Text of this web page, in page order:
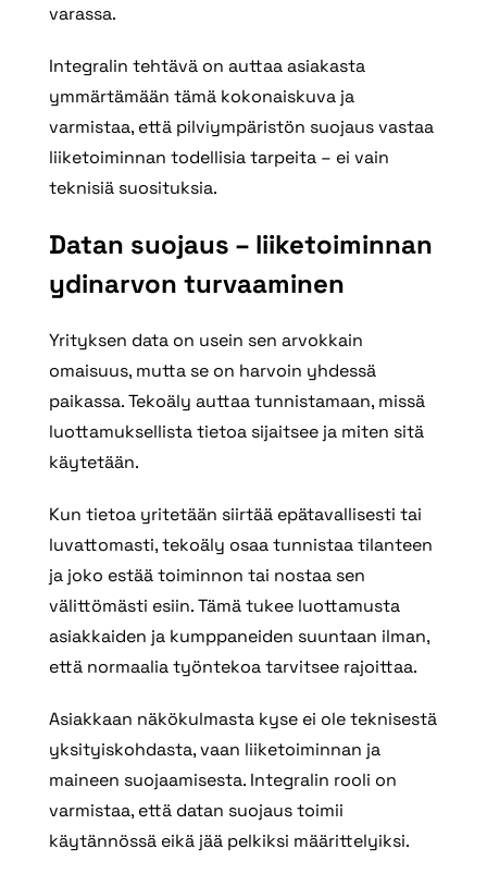
varassa.
Integralin tehtävä on auttaa asiakasta
ymmärtämään tämä kokonaiskuva ja
varmistaa, että pilviympäristön suojaus vastaa
liiketoiminnan todellisia tarpeita – ei vain
teknisiä suosituksia.
Datan suojaus – liiketoiminnan
ydinarvon turvaaminen
Yrityksen data on usein sen arvokkain
omaisuus, mutta se on harvoin yhdessä
paikassa. Tekoäly auttaa tunnistamaan, missä
luottamuksellista tietoa sijaitsee ja miten sitä
käytetään.
Kun tietoa yritetään siirtää epätavallisesti tai
luvattomasti, tekoäly osaa tunnistaa tilanteen
ja joko estää toiminnon tai nostaa sen
välittömästi esiin. Tämä tukee luottamusta
asiakkaiden ja kumppaneiden suuntaan ilman,
että normaalia työntekoa tarvitsee rajoittaa.
Asiakkaan näkökulmasta kyse ei ole teknisestä
yksityiskohdasta, vaan liiketoiminnan ja
maineen suojaamisesta. Integralin rooli on
varmistaa, että datan suojaus toimii
käytännössä eikä jää pelkiksi määrittelyiksi.